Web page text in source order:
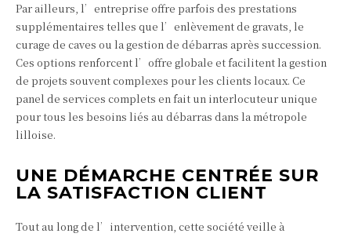
Par ailleurs, l’entreprise offre parfois des prestations
supplémentaires telles que l’enlèvement de gravats, le
curage de caves ou la gestion de débarras après succession.
Ces options renforcent l’offre globale et facilitent la gestion
de projets souvent complexes pour les clients locaux. Ce
panel de services complets en fait un interlocuteur unique
pour tous les besoins liés au débarras dans la métropole
lilloise.
UNE DÉMARCHE CENTRÉE SUR
LA SATISFACTION CLIENT
Tout au long de l’intervention, cette société veille à